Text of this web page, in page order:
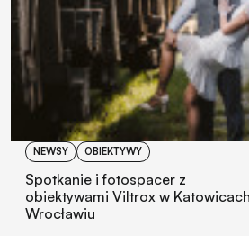
NEWSY OBIEKTYWY
Spotkanie i fotospacer z
obiektywami Viltrox w
Wrocławiu